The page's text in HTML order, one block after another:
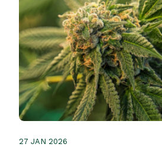
27 JAN 2026